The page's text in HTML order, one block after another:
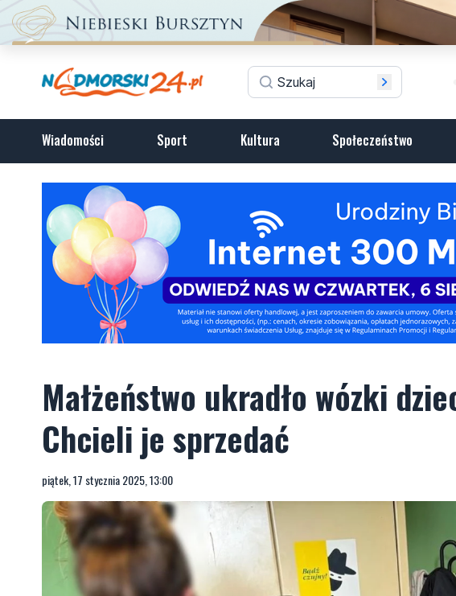
Wiadomości Sport Kultura Społeczeństwo
Małżeństwo ukradło wózki
Chcieli je sprzedać
piątek, 17 stycznia 2025, 13:00